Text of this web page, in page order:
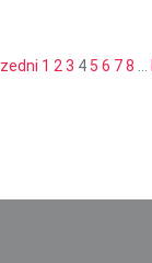
1 2 3 4 5 6 78